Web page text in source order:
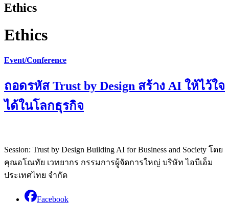
Ethics
Ethics
Event/Conference
ถอดรหัส Trust by Design สร้าง AI ให้ไว้ใจ
ได้ในโลกธุรกิจ
Session: Trust by Design Building AI for Business and Society โดย
คุณอโณทัย เวทยากร กรรมการผู้จัดการใหญ่ บริษัท ไอบีเอ็ม
ประเทศไทย จำกัด
Facebook